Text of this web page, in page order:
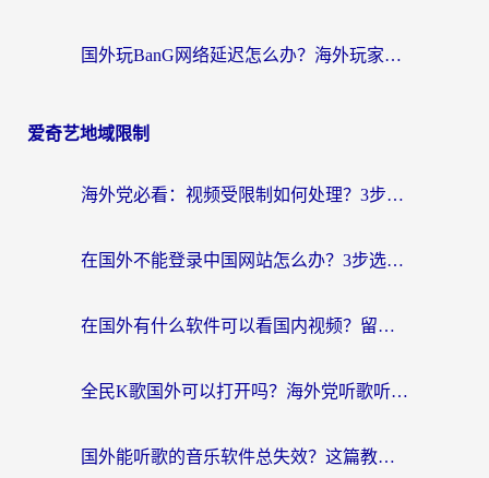
国外玩BanG网络延迟怎么办？海外玩家亲测有效的国服游戏加速指南
爱奇艺地域限制
海外党必看：视频受限制如何处理？3步解决国内剧番“看不了”难题
在国外不能登录中国网站怎么办？3步选对回国加速器，无缝刷剧、办业务
在国外有什么软件可以看国内视频？留学生亲测的追剧救星来了
全民K歌国外可以打开吗？海外党听歌听书无限制的实用指南
国外能听歌的音乐软件总失效？这篇教你怎么在海外流畅听网易云